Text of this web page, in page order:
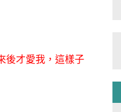
後才愛我，這樣子